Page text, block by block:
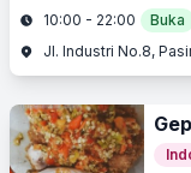
10:00 - 22:00
Buka
Jl. Industri No.8,